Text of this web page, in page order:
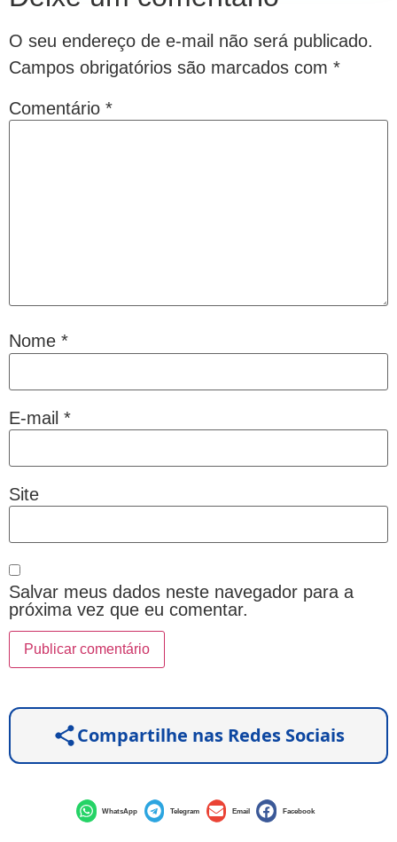
O seu endereço de e-mail não será publicado.
Campos obrigatórios são marcados com *
Comentário *
Nome *
E-mail *
Site
Salvar meus dados neste navegador para a
próxima vez que eu comentar.
Compartilhe nas Redes Sociais
WhatsApp Telegram Email Facebook